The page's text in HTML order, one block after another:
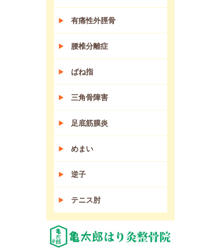
有痛性外脛骨
腰椎分離症
ばね指
三角骨障害
足底筋膜炎
めまい
逆子
テニス肘